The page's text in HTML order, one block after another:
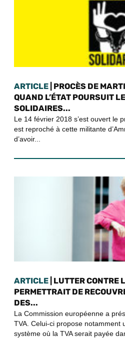
ARTICLE | PROCÈS DE
QUAND L’ÉTAT POURSUIT
SOLIDAIRES...
Le 14 février 2018 s’est ouvert le
est reproché à cette militante
d’avoir...
ARTICLE | LUTTER
PERMETTRAIT DE
DES...
La Commission européenne a
TVA. Celui-ci propose notamment
système où la TVA serait payée